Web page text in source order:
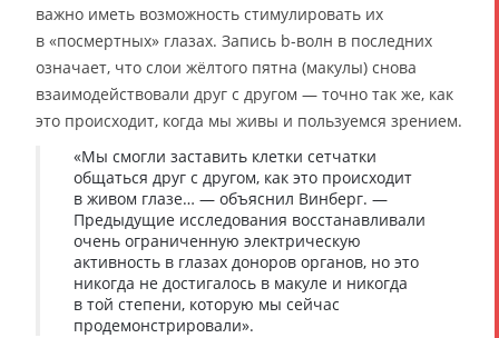
важно иметь возможность стимулировать их
в «посмертных» глазах. Запись b-волн в последних
означает, что слои жёлтого пятна (макулы) снова
взаимодействовали друг с другом — точно так же, как
это происходит, когда мы живы и пользуемся зрением.
«Мы смогли заставить клетки сетчатки
общаться друг с другом, как это происходит
в живом глазе… — объяснил Винберг. —
Предыдущие исследования восстанавливали
очень ограниченную электрическую
активность в глазах доноров органов, но это
никогда не достигалось в макуле и никогда
в той степени, которую мы сейчас
продемонстрировали».